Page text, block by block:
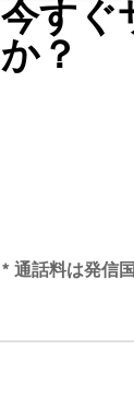
今すぐ
か？
* 通話料は発信